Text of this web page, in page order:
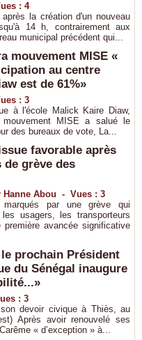
: 4
la création d'un nouveau
14 h, contrairement aux
municipal précédent qui...
mouvement MISE «
au centre
est de 61%»
: 3
à l'école Malick Kaire Diaw,
mouvement MISE a salué le
des bureaux de vote, La...
favorable après
grève des
Hanne Abou - Vues : 3
par une grève qui
usagers, les transporteurs
avancée significative
prochain Président
du Sénégal inaugure
: 3
devoir civique à Thiès, au
Après avoir renouvelé ses
« d’exception » à...